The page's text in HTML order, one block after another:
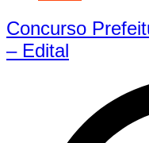
Concurso
– Edital